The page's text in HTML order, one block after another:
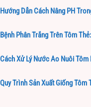
Hướng Dẫn Cách Nâng PH
Bệnh Phân Trắng Trên Tôm
Cách Xử Lý Nước Ao Nuôi Tôm
Quy Trình Sản Xuất Giống Tôm